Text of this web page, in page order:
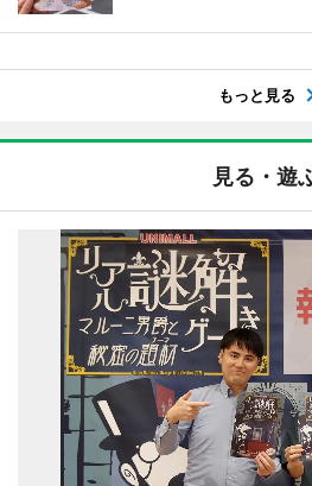
もっと見る
見る・遊